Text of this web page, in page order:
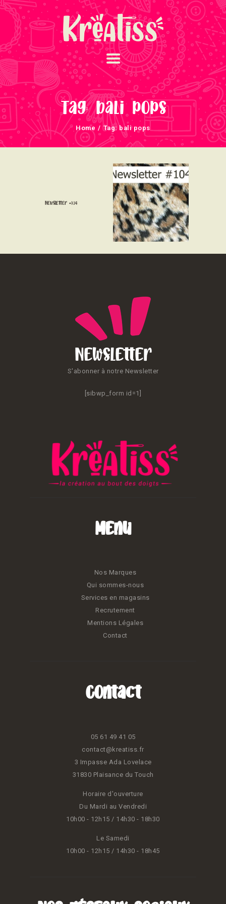
Tag: bali pops
Home Tag: bali pops
ACCUEIL
NOS UNIVERS
ARRIVAGES
ATELIERS ET
ÉVÈNEMENTS
INFOS ÉVÈNEMENTS
NEWSLETTERS
NOUS SOUTENONS
Newsletter #104
Newsletter
S'abonner à notre Newsletter
[sibwp_form id=1]
Menu
Nos Marques
Qui sommes-nous
Services en magasins
Recrutement
Mentions Légales
Contact
Contact
05 61 49 41 05
contact@kreatiss.fr
3 Impasse Ada Lovelace
31830 Plaisance du Touch
Horaire d'ouverture
Du Mardi au Vendredi
10h00 - 12h15 / 14h30 - 18h30
Le Samedi
10h00 - 12h15 / 14h30 - 18h45